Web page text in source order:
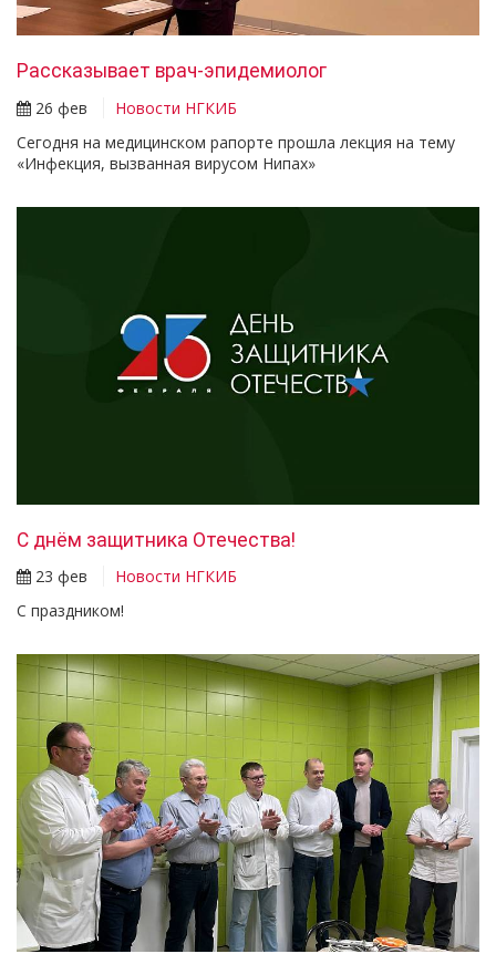
Рассказывает врач-эпидемиолог
26 фев
Новости НГКИБ
Сегодня на медицинском рапорте прошла лекция на тему
«Инфекция, вызванная вирусом Нипах»
С днём защитника Отечества!
23 фев
Новости НГКИБ
С праздником!